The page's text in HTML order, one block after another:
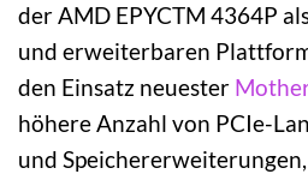
der AMD EPYCTM 4364P
und erweiterbaren
den Einsatz neuester
höhere Anzahl von PCIe-
und